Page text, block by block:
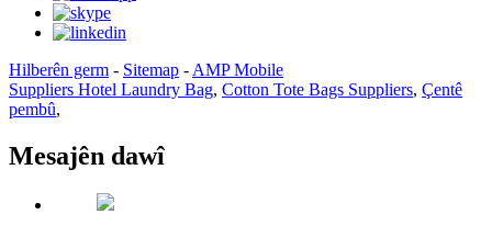
Hilberên germ - Sitemap - AMP Mobile
Suppliers Hotel Laundry Bag, Cotton Tote Bags Suppliers, Çentê
pembû,
Mesajên dawî